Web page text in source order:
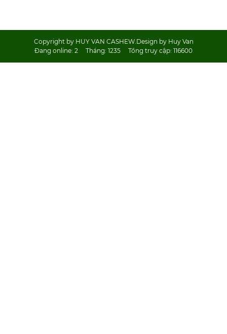
Copyright by HUY VAN CASHEW.Design by Huy Van
Đang online: 2 Tháng: 1235 Tổng truy cập: 116600